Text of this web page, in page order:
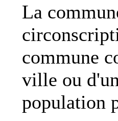
La
commune
ville ou
population